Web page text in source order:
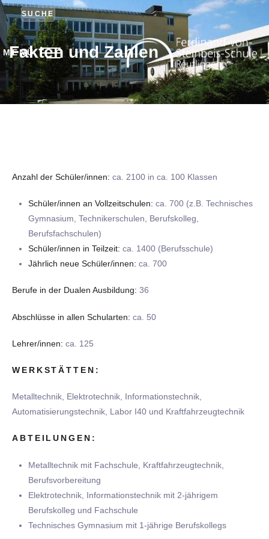
SUCHE
MENÜ
Fakten und Zahlen
Anzahl der Schüler/innen: ca. 2100 in ca. 100 Klassen
Schüler/innen an Vollzeitschulen: ca. 700 (z.B. Technisches
Gymnasium, Technikerschulen, Berufskolleg,
Berufsfachschulen)
Schüler/innen in Teilzeit: ca. 1400 (Berufsschule)
Jährlich neue Schüler/innen: ca. 700
Berufe in der Dualen Ausbildung: 36
Abschlüsse in allen Schularten: ca. 50
Lehrer/innen: ca. 125
WERKSTÄTTEN:
Metalltechnik, Elektrotechnik, Informationstechnik,
Automatisierungstechnik, Labor I40 und Kraftfahrzeugtechnik
ABTEILUNGEN:
Metalltechnik mit Fachschule, Kraftfahrzeugtechnik,
Berufsvorbereitung
Elektrotechnik, Informationstechnik mit 2-jährigem
Berufskolleg und Fachschule
Technisches Gymnasium mit 1-jährige Berufskollegs